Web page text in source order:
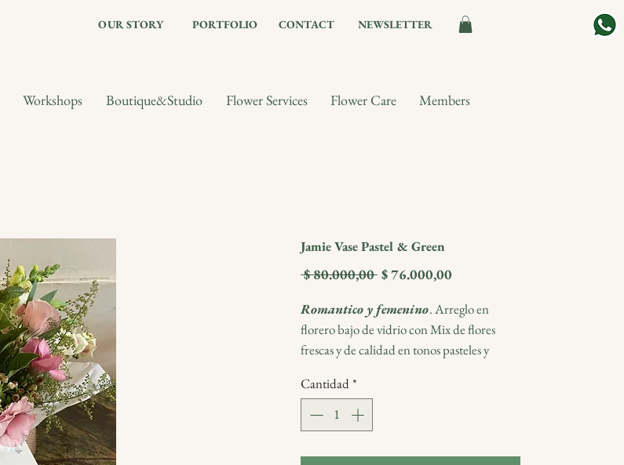
Workshops Boutique&Studio Flower Services Flower Care Members
OUR STORY PORTFOLIO CONTACT NEWSLETTER
Jamie Vase Pastel & Green
$ 80.000,00 Precio
$ 76.000,00
oferta
Romantico y femenino. Arreglo en
florero bajo de vidrio con Mix de flores
frescas y de calidad en tonos pasteles y
Incluye florero de vidrio.
Se entrega envuelto packaging de papel de
seda y arpillera con postal Blumm.
Cantidad*